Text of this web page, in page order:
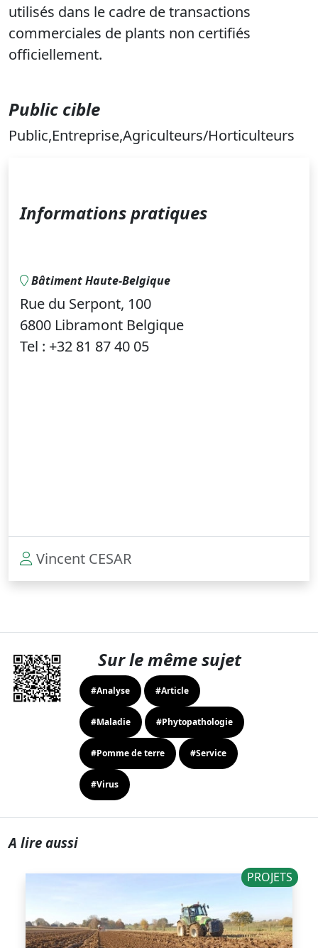
utilisés dans le cadre de transactions
commerciales de plants non certifiés
officiellement.
Public cible
Public,Entreprise,Agriculteurs/Horticulteurs
Informations pratiques
Bâtiment Haute-Belgique
Rue du Serpont, 100
6800 Libramont Belgique
Tel : +32 81 87 40 05
Vincent CESAR
Sur le même sujet
#Analyse #Article
#Maladie #Phytopathologie
#Pomme de terre #Service
#Virus
A lire aussi
PROJETS